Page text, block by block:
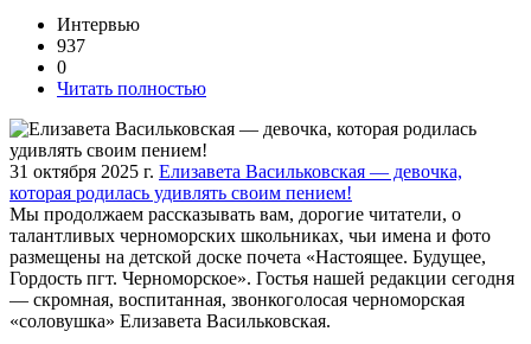
Интервью
937
0
Читать полностью
31 октября 2025 г. Елизавета Васильковская — девочка,
которая родилась удивлять своим пением!
Мы продолжаем рассказывать вам, дорогие читатели, о
талантливых черноморских школьниках, чьи имена и фото
размещены на детской доске почета «Настоящее. Будущее,
Гордость пгт. Черноморское». Гостья нашей редакции сегодня
— скромная, воспитанная, звонкоголосая черноморская
«соловушка» Елизавета Васильковская.